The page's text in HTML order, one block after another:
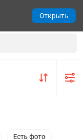
Есть фото
Открыть